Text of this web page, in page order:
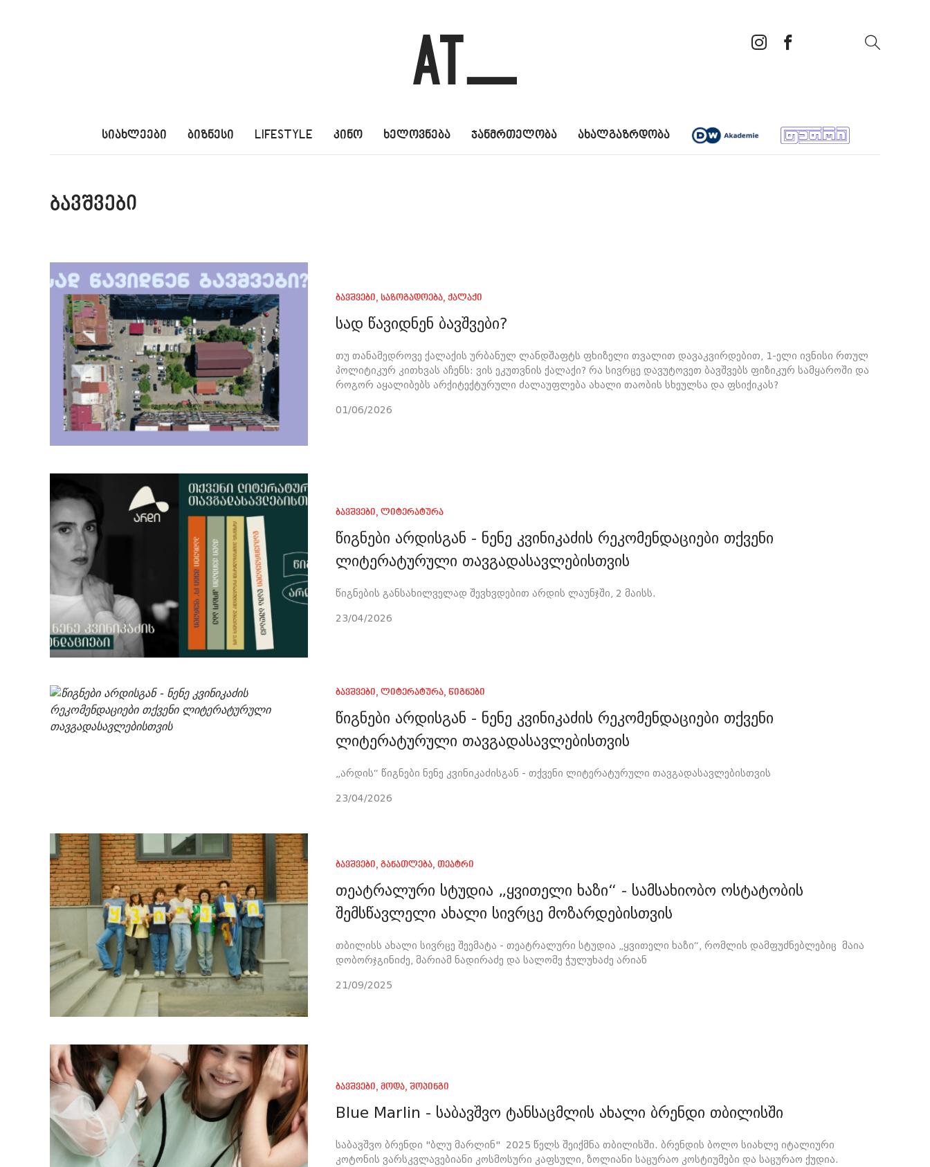
სიახლეები ბიზნესი LIFESTYLE კინო ხელოვნება ჯანმრთელობა ახალგაზრდობა
ბავშვები
ბავშვები,საზოგადოება,ქალაქი
სად წავიდნენ ბავშვები?
თუ თანამედროვე ქალაქის ურბანულ ლანდშაფტს ფხიზელი თვალით დავაკვირდებით, 1-ელი ივნისი რთულ
პოლიტიკურ კითხვას აჩენს: ვის ეკუთვნის ქალაქი? რა სივრცე დავუტოვეთ ბავშვებს ფიზიკურ სამყაროში და
როგორ აყალიბებს არქიტექტურული ძალაუფლება ახალი თაობის სხეულსა და ფსიქიკას?
01/06/2026
ბავშვები,ლიტერატურა
წიგნები არდისგან - ნენე კვინიკაძის რეკომენდაციები თქვენი
ლიტერატურული თავგადასავლებისთვის
წიგნების განსახილველად შევხვდებით არდის ლაუნჯში, 2 მაისს.
23/04/2026
ბავშვები,ლიტერატურა,წიგნები
წიგნები არდისგან - ნენე კვინიკაძის რეკომენდაციები თქვენი
ლიტერატურული თავგადასავლებისთვის
„არდის“ წიგნები ნენე კვინიკაძისგან - თქვენი ლიტერატურული თავგადასავლებისთვის
23/04/2026
ბავშვები,განათლება,თეატრი
თეატრალური სტუდია „ყვითელი ხაზი“ - სამსახიობო ოსტატობის
შემსწავლელი ახალი სივრცე მოზარდებისთვის
თბილისს ახალი სივრცე შეემატა - თეატრალური სტუდია „ყვითელი ხაზი“, რომლის დამფუძნებლებიც მაია
დობორჯგინიძე, მარიამ ნადირაძე და სალომე ჭულუხაძე არიან
21/09/2025
ბავშვები,მოდა,შოპინგი
Blue Marlin - საბავშვო ტანსაცმლის ახალი ბრენდი თბილისში
საბავშვო ბრენდი "ბლუ მარლინ" 2025 წელს შეიქმნა თბილისში. ბრენდის ბოლო სიახლე იტალიური
კოტონის ვარსკვლავებიანი კოსმოსური კაფსული, ზოლიანი საცურაო კოსტიუმები და საცურაო ქუდია.